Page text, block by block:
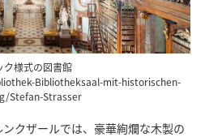
様式の図書館
Bibliotheksaal-mit-historischen-
Stefan-Strasser
クザールでは、豪華絢爛な木製の